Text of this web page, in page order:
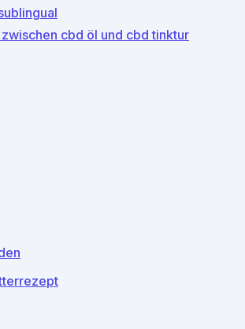
cbd öl und cbd tinktur